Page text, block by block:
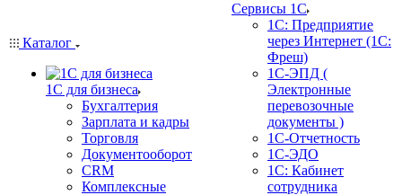
Каталог
1С для бизнеса
Бухгалтерия
Зарплата и кадры
Торговля
Документооборот
CRM
Комплексные
Сервисы 1С
1С: Предприятие
через Интернет (1С:
Фреш)
1С-ЭПД (
Электронные
перевозочные
документы )
1С-Отчетность
1С-ЭДО
1С: Кабинет
сотрудника